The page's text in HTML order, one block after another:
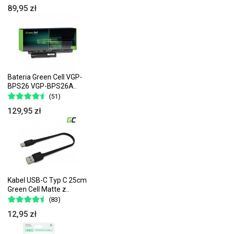
89,95 zł
Bateria Green Cell VGP-
BPS26 VGP-BPS26A..
(51)
129,95 zł
Kabel USB-C Typ C 25cm
Green Cell Matte z..
(83)
12,95 zł